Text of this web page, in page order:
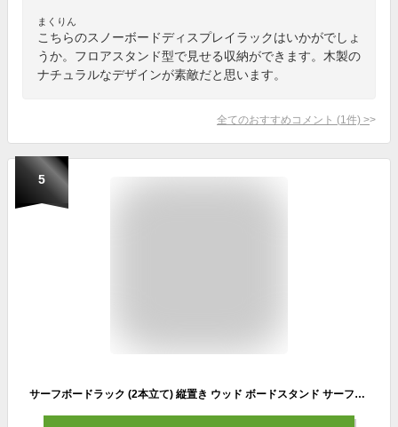
まくりん
こちらのスノーボードディスプレイラックはいかがでしょ
うか。フロアスタンド型で見せる収納ができます。木製の
ナチュラルなデザインが素敵だと思います。
全てのおすすめコメント (1 件) >
5
サーフボードラック (2本立て) 縦置き ウッド ボードスタンド サーフボード置き ウォールナット サーフィンボード 木製 スノーボード スノボ 組立式 木製 KAZU工房